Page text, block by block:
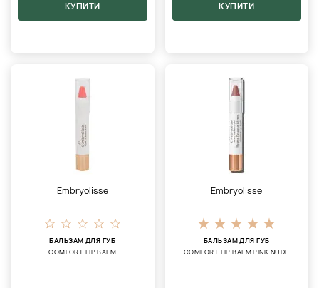
КУПИТИ КУПИТИ
Embryolisse
БАЛЬЗАМ ДЛЯ ГУБ
COMFORT LIP BALM
Embryolisse
БАЛЬЗАМ ДЛЯ ГУБ
COMFORT LIP BALM PINK NUDE